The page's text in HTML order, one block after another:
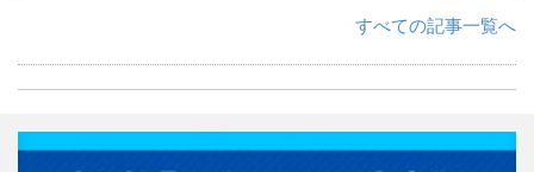
すべての記事一覧へ